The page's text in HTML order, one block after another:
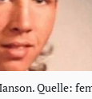
Quelle: